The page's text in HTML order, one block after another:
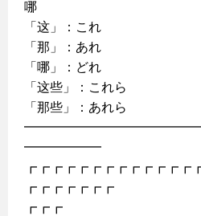
哪
「这」：これ
「那」：あれ
「哪」：どれ
「这些」：これら
「那些」：あれら
━━━━━━
┏┏┏┏┏┏┏
┏┏┏